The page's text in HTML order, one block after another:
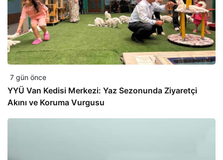
7 gün önce
YYÜ Van Kedisi Merkezi: Yaz Sezonunda Ziyaretçi
Akını ve Koruma Vurgusu